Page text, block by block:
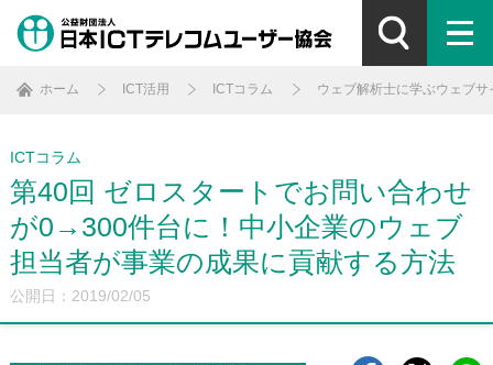
ホーム ICT活用 ICTコラム ウェブ解析士に学ぶウェブ
ICTコラム
第40回 ゼロスタートでお問い合わせ
が0→300件台に！中小企業のウェブ
担当者が事業の成果に貢献する方法
公開日：2019/02/05